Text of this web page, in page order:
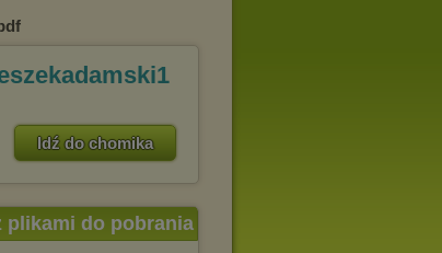
Idź do chomika
plikami do pobrania